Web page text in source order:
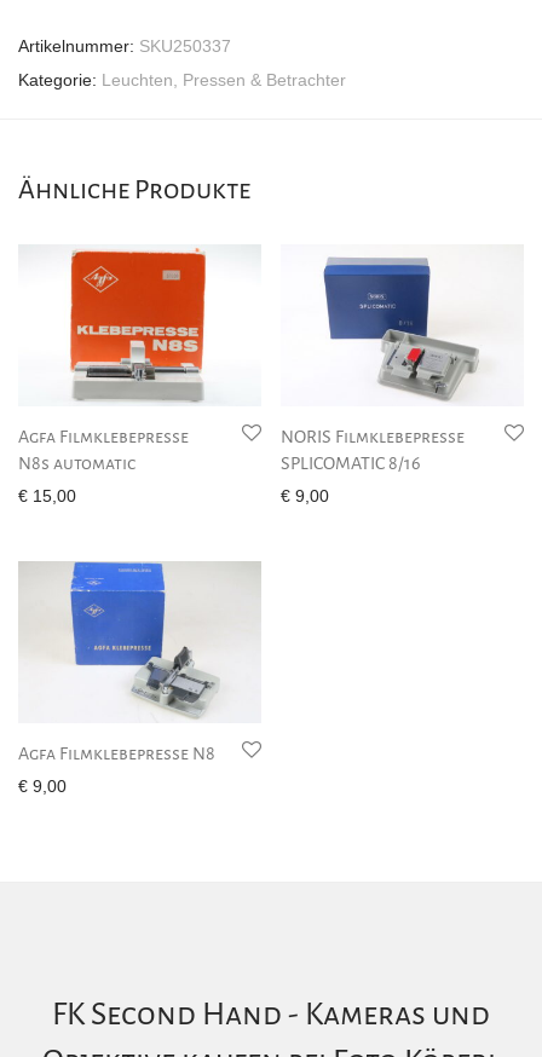
Artikelnummer: SKU250337
Kategorie: Leuchten, Pressen & Betrachter
Ähnliche Produkte
Agfa Filmklebepresse
N8s automatic
€ 15,00
NORIS Filmklebepresse
SPLICOMATIC 8/16
€ 9,00
Agfa Filmklebepresse N8
€ 9,00
FK Second Hand - Kameras und